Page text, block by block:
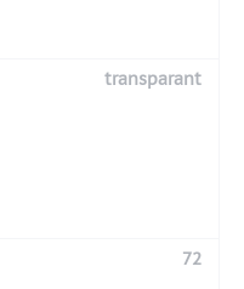
transparant
72